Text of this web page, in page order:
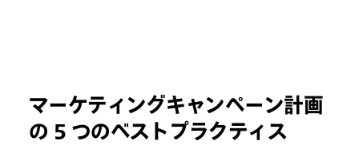
マーケティングキャンペーン計画
の 5 つのベストプラクティス